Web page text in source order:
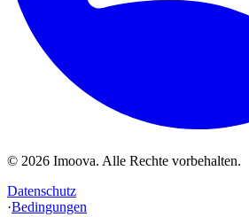
© 2026 Imoova. Alle Rechte vorbehalten.
Datenschutz
·Bedingungen